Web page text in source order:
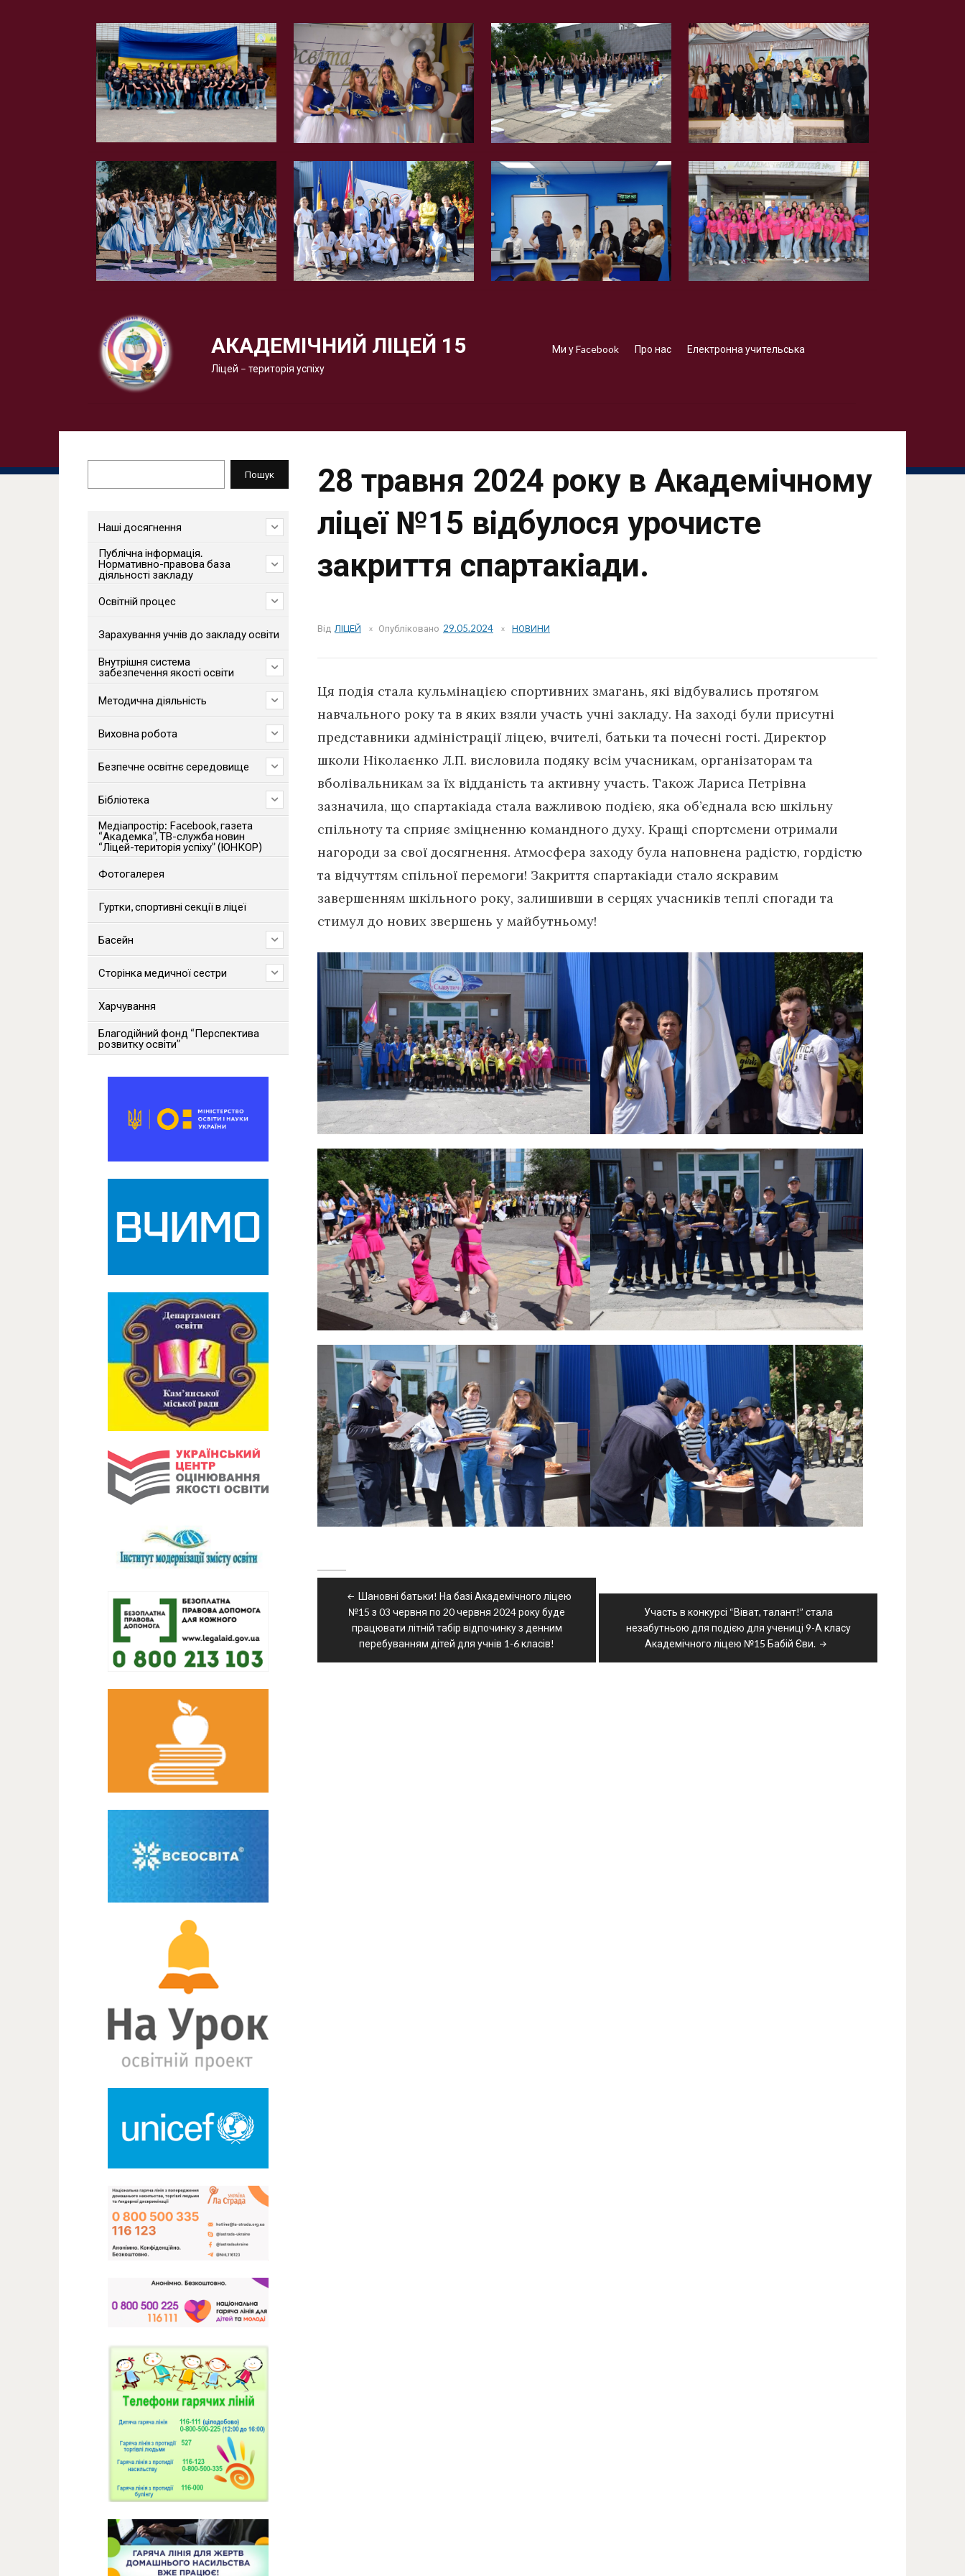
АКАДЕМІЧНИЙ ЛІЦЕЙ 15
Ліцей – територія успіху
Ми у Facebook Про нас Електронна учительська
28 травня 2024 року в Академічному
ліцеї №15 відбулося урочисте
закриття спартакіади.
Від ЛІЦЕЙ Опубліковано 29.05.2024 НОВИНИ
Ця подія стала кульмінацією спортивних змагань, які відбувались протягом
навчального року та в яких взяли участь учні закладу. На заході були присутні
представники адміністрації ліцею, вчителі, батьки та почесні гості. Директор
школи Ніколаєнко Л.П. висловила подяку всім учасникам, організаторам та
вболівальникам за їх відданість та активну участь. Також Лариса Петрівна
зазначила, що спартакіада стала важливою подією, яка об’єднала всю шкільну
спільноту та сприяє зміцненню командного духу. Кращі спортсмени отримали
нагороди за свої досягнення. Атмосфера заходу була наповнена радістю, гордістю
та відчуттям спільної перемоги! Закриття спартакіади стало яскравим
завершенням шкільного року, залишивши в серцях учасників теплі спогади та
стимул до нових звершень у майбутньому!
записівШановні батьки! На базі Академічного ліцею
№15 з 03 червня по 20 червня 2024 року буде
працювати літній табір відпочинку з денним
перебуванням дітей для учнів 1-6 класів!
Участь в конкурсі “Віват, талант!” стала
незабутньою для подією для учениці 9-А класу
Академічного ліцею №15 Бабій Єви.
Пошук
Наші досягнення
Публічна інформація.
Нормативно-правова база
діяльності закладу
Освітній процес
Зарахування учнів до закладу освіти
Внутрішня система
забезпечення якості освіти
Методична діяльність
Виховна робота
Безпечне освітнє середовище
Бібліотека
Медіапростір: Facebook, газета
“Академка”, ТВ-служба новин
“Ліцей-територія успіху” (ЮНКОР)
Фотогалерея
Гуртки, спортивні секції в ліцеї
Басейн
Сторінка медичної сестри
Харчування
Благодійний фонд “Перспектива
розвитку освіти”